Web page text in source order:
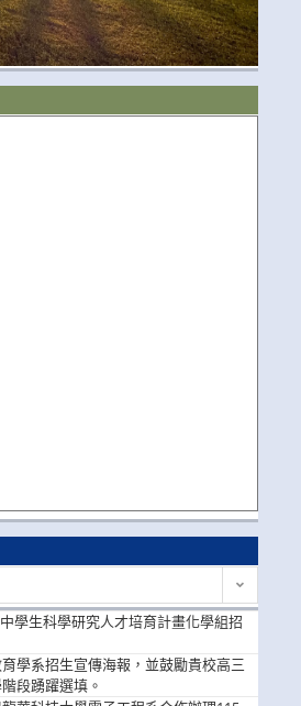
學生科學研究人才培育計畫化學組招
學系招生宣傳海報，並鼓勵貴校高三
段踴躍選填。